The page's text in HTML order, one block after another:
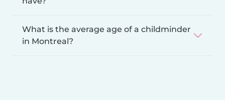
What is the average age of a childminder
in Montreal?